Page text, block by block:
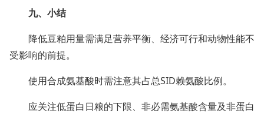
九、小结
降低豆粕用量需满足营养平衡、经济可行和动物性能不
受影响的前提。
使用合成氨基酸时需注意其占总SID赖氨酸比例。
应关注低蛋白日粮的下限、非必需氨基酸含量及非蛋白